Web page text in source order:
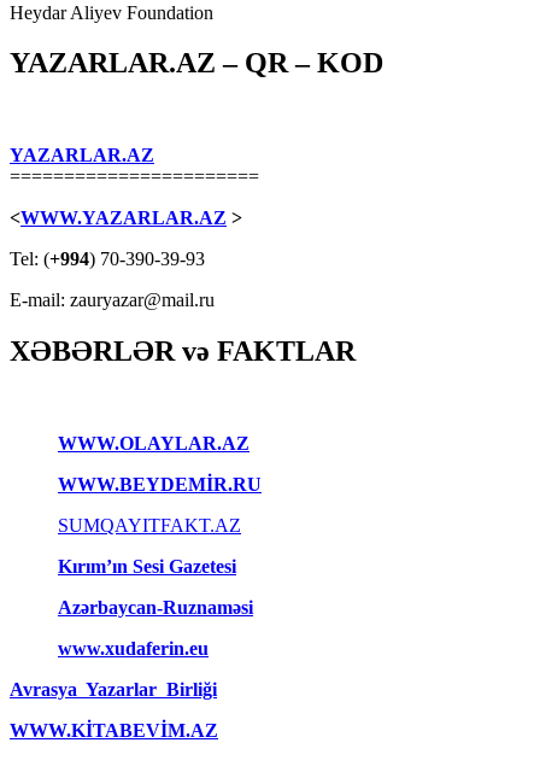
Heydar Aliyev Foundation
YAZARLAR.AZ – QR – KOD
YAZARLAR.AZ
=======================
<WWW.YAZARLAR.AZ >
Tel: (+994) 70-390-39-93
E-mail: zauryazar@mail.ru
XƏBƏRLƏR və FAKTLAR
WWW.OLAYLAR.AZ
WWW.BEYDEMİR.RU
SUMQAYITFAKT.AZ
Kırım’ın Sesi Gazetesi
Azərbaycan-Ruznaməsi
www.xudaferin.eu
Avrasya Yazarlar Birliği
WWW.KİTABEVİM.AZ